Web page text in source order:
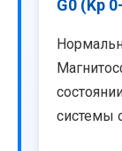
G0 (Kp
системы